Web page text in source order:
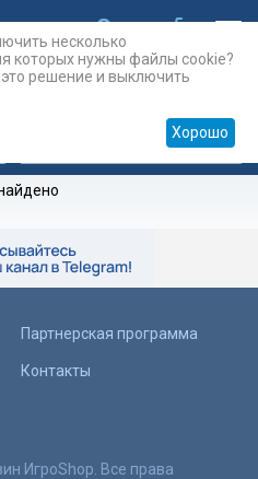
Prepaid
Партнерская программа
Контакты
ИгроShop. Все права
несколько
которых нужны файлы cookie?
решение и выключить
Хорошо